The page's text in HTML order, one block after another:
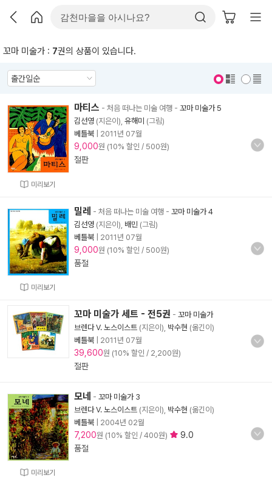
꼬마 미술가 : 7권의 상품이 있습니다.
미리보기
마티스 - 처음 떠나는 미술 여행 - 꼬마 미술가 5
김선영 (지은이), 유해미 (그림)
베틀북
2011년 07월
9,000원 (10% 할인 / 500원)
절판
미리보기
밀레 - 처음 떠나는 미술 여행 - 꼬마 미술가 4
김선영 (지은이), 배민 (그림)
베틀북
2011년 07월
9,000원 (10% 할인 / 500원)
품절
꼬마 미술가 세트 - 전5권 - 꼬마 미술가
브렌다 V. 노스이스트 (지은이), 박수현 (옮긴이)
베틀북
2011년 07월
39,600원 (10% 할인 / 2,200원)
절판
미리보기
모네 - 꼬마 미술가 3
브렌다 V. 노스이스트 (지은이), 박수현 (옮긴이)
베틀북
2004년 02월
7,200원 (10% 할인 / 400원)
9.0
품절